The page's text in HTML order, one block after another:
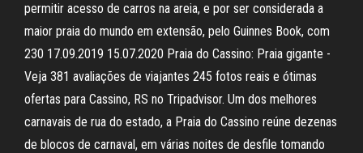
permitir acesso de carros na areia, e por ser considerada a
maior praia do mundo em extensão, pelo Guinnes Book, com
230 17.09.2019 15.07.2020 Praia do Cassino: Praia gigante -
Veja 381 avaliações de viajantes 245 fotos reais e ótimas
ofertas para Cassino, RS no Tripadvisor. Um dos melhores
carnavais de rua do estado, a Praia do Cassino reúne dezenas
de blocos de carnaval, em várias noites de desfile tomando